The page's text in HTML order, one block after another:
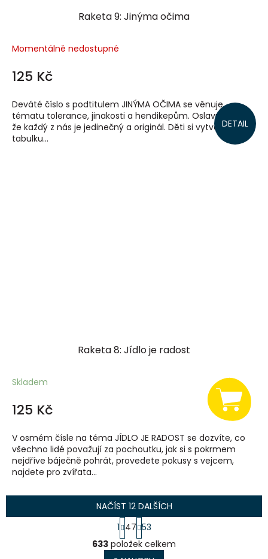
Raketa 9: Jinýma očima
Momentálně nedostupné
125 Kč
DETAIL
Deváté číslo s podtitulem JINÝMA OČIMA se věnuje
tématu tolerance, jinakosti a hendikepům. Oslavuje fakt,
že každý z nás je jedinečný a originál. Děti si vytvoří
tabulku...
Raketa 8: Jídlo je radost
Skladem
125 Kč
V osmém čísle na téma JÍDLO JE RADOST se dozvíte, co
všechno lidé považují za pochoutku, jak si s pokrmem
nejdříve báječně pohrát, provedete pokusy s vejcem,
najdete pro zvířata...
O
v
NAČÍST 12 DALŠÍCH
S
t
r
á
1 47 53
633 položek celkem